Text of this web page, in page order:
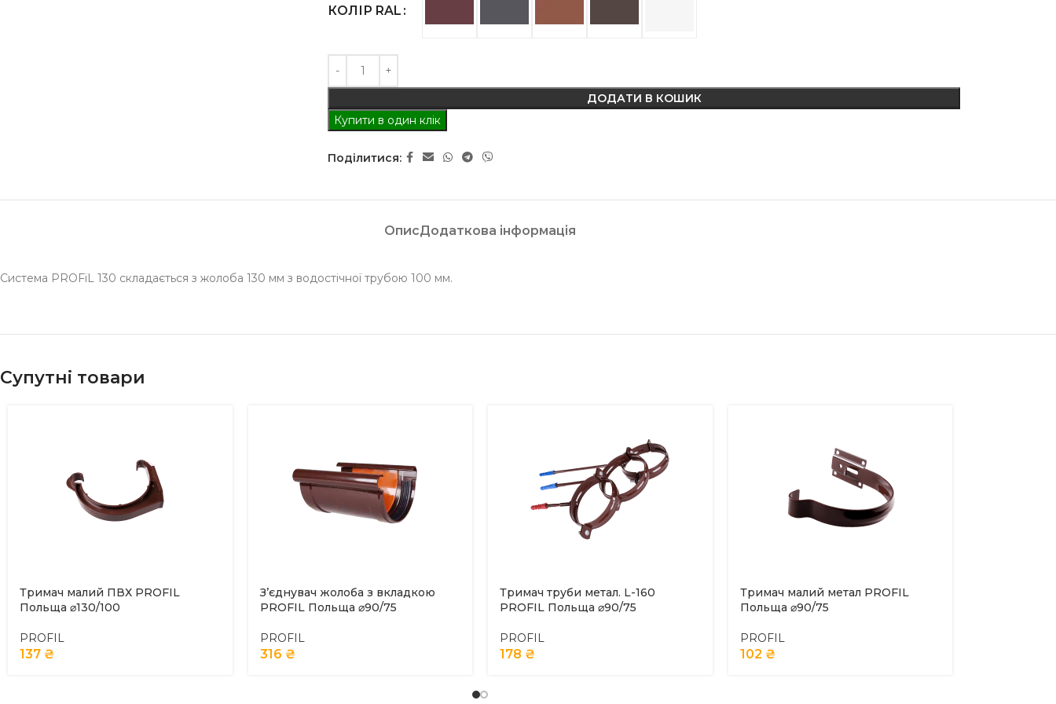
КОЛІР RAL
ДОДАТИ В КОШИК
Купити в один клік
Поділитися:
ОписДодаткова інформація
Система PROFiL 130 складається з жолоба 130 мм з водостічної трубою 100 мм.
Супутні товари
Тримач малий ПВХ PROFIL
Польща ⌀130/100
PROFIL
137 ₴
З’єднувач жолоба з вкладкою
PROFIL Польща ⌀90/75
PROFIL
316 ₴
Тримач труби метал. L-160
PROFIL Польща ⌀90/75
PROFIL
178 ₴
Тримач малий метал PROFIL
Польща ⌀90/75
PROFIL
102 ₴